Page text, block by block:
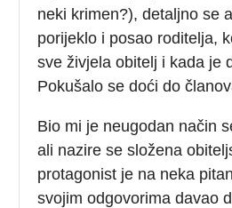
neki krimen?), detaljno se
porijeklo i posao roditelja,
sve živjela obitelj i kada je
Pokušalo se doći do
Bio mi je neugodan način
ali nazire se složena
protagonist je na neka
svojim odgovorima davao